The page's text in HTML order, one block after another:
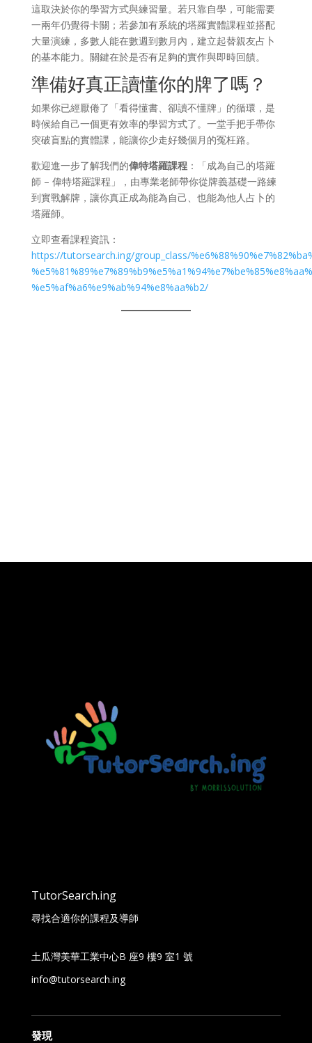
這取決於你的學習方式與練習量。若只靠自學，可能需要
一兩年仍覺得卡關；若參加有系統的塔羅實體課程並搭配
大量演練，多數人能在數週到數月內，建立起替親友占卜
的基本能力。關鍵在於是否有足夠的實作與即時回饋。
準備好真正讀懂你的牌了嗎？
如果你已經厭倦了「看得懂書、卻讀不懂牌」的循環，是
時候給自己一個更有效率的學習方式了。一堂手把手帶你
突破盲點的實體課，能讓你少走好幾個月的冤枉路。
歡迎進一步了解我們的偉特塔羅課程：「成為自己的塔羅
師 – 偉特塔羅課程」，由專業老師帶你從牌義基礎一路練
到實戰解牌，讓你真正成為能為自己、也能為他人占卜的
塔羅師。
立即查看課程資訊：
https://tutorsearch.ing/group_class/
%e5%af%a6%e9%ab%94%e8%aa%b2/
TutorSearch.ing
尋找合適你的課程及導師
土瓜灣美華工業中心B 座9 樓9 室1 號
info@tutorsearch.ing
發現